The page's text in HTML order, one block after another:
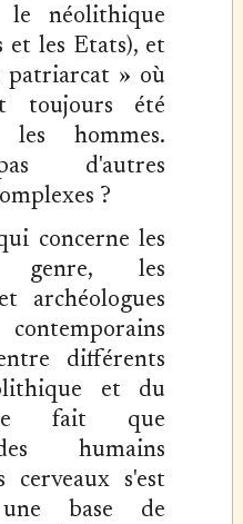
le néolithique
et les Etats), et
patriarcat » où
toujours été
les hommes.
d'autres
?
concerne les
genre, les
archéologues
différents
et du
fait que
humains
cerveaux s'est
base de